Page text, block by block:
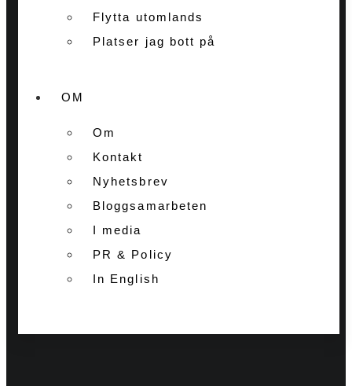
Flytta utomlands
Platser jag bott på
OM
Om
Kontakt
Nyhetsbrev
Bloggsamarbeten
I media
PR & Policy
In English